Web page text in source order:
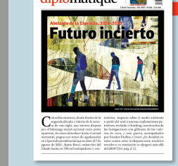
Últimas publicaciones
La época de la intranquilidad
5 agosto, 2026